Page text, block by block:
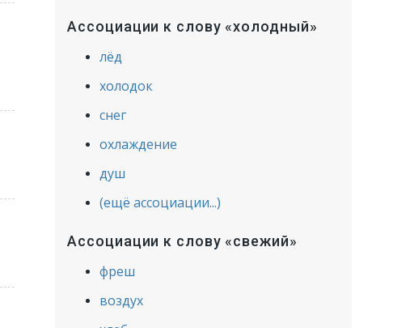
Ассоциации к слову «холодный»
лёд
холодок
снег
охлаждение
душ
(ещё ассоциации...)
Ассоциации к слову «свежий»
фреш
воздух